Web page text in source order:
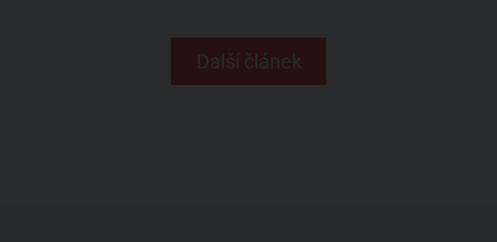
Další článek